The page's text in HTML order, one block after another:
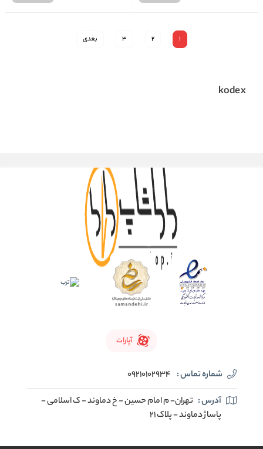
1
2
3 بعدی
kodex
آپارات
شماره تماس : 09210102934
آدرس : تهران- م امام حسین - خ دماوند - ک اسلامی -
پاساژ دماوند - پلاک 21